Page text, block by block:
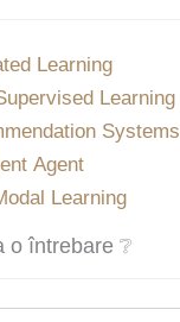
Learning
Learning
Systems
Agent
Learning
o întrebare ❔